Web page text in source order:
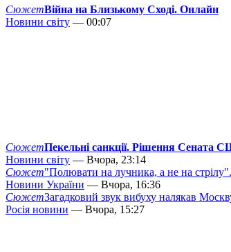
СюжетВійна на Близькому Сході. Онлайн
Новини світу — 00:07
СюжетПекельні санкції. Рішення Сената
Новини світу — Вчора, 23:14
Сюжет"Полювати на лучника, а не на
Новини України — Вчора, 16:36
СюжетЗагадковий звук вибуху налякав
Росія новини — Вчора, 15:27